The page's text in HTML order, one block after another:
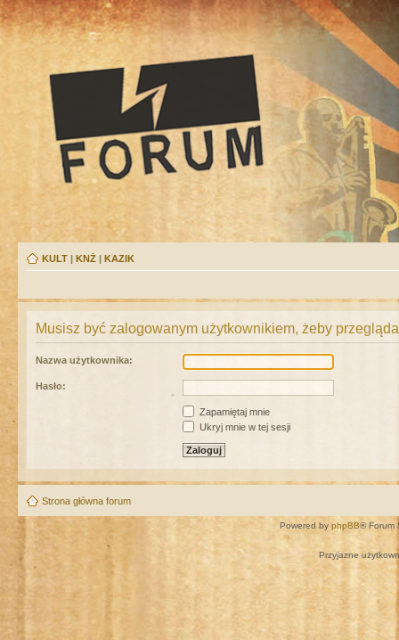
KULT | KNŻ | KAZIK
Musisz być zalogowanym użytkownikiem, żeby
Nazwa użytkownika:
Hasło:
Zapamiętaj mnie
Ukryj mnie w tej sesji
Strona główna forum
Powered by phpBB® Forum
Przyjazne